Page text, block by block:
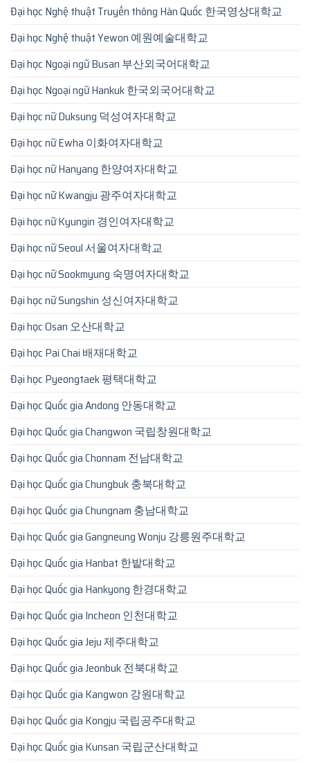
Đại học Nghệ thuật Truyền thông Hàn Quốc 한국영상대학교
Đại học Nghệ thuật Yewon 예원예술대학교
Đại học Ngoại ngữ Busan 부산외국어대학교
Đại học Ngoại ngữ Hankuk 한국외국어대학교
Đại học nữ Duksung 덕성여자대학교
Đại học nữ Ewha 이화여자대학교
Đại học nữ Hanyang 한양여자대학교
Đại học nữ Kwangju 광주여자대학교
Đại học nữ Kyungin 경인여자대학교
Đại học nữ Seoul 서울여자대학교
Đại học nữ Sookmyung 숙명여자대학교
Đại học nữ Sungshin 성신여자대학교
Đại học Osan 오산대학교
Đại học Pai Chai 배재대학교
Đại học Pyeongtaek 평택대학교
Đại học Quốc gia Andong 안동대학교
Đại học Quốc gia Changwon 국립창원대학교
Đại học Quốc gia Chonnam 전남대학교
Đại học Quốc gia Chungbuk 충북대학교
Đại học Quốc gia Chungnam 충남대학교
Đại học Quốc gia Gangneung Wonju 강릉원주대학교
Đại học Quốc gia Hanbat 한밭대학교
Đại học Quốc gia Hankyong 한경대학교
Đại học Quốc gia Incheon 인천대학교
Đại học Quốc gia Jeju 제주대학교
Đại học Quốc gia Jeonbuk 전북대학교
Đại học Quốc gia Kangwon 강원대학교
Đại học Quốc gia Kongju 국립공주대학교
Đại học Quốc gia Kunsan 국립군산대학교